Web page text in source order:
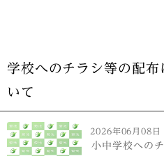
学校へのチラシ等の配布
いて
2026年06月08日
小中学校への